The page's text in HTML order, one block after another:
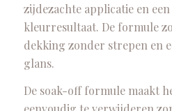
zijdezachte applicatie en
kleurresultaat. De formule
dekking zonder strepen en
glans.
De soak-off formule maakt